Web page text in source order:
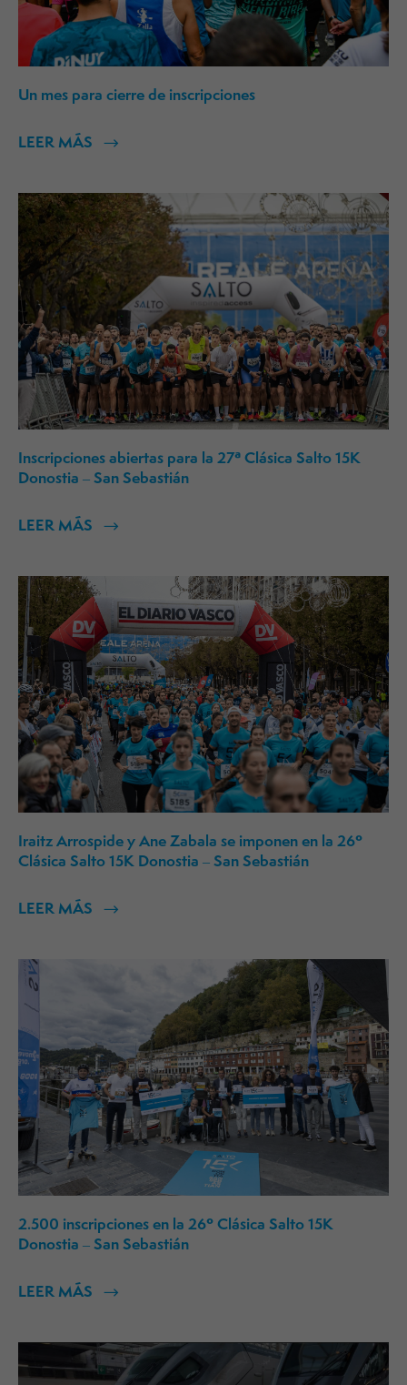
Un mes para cierre de inscripciones
LEER MÁS
Inscripciones abiertas para la 27ª Clásica Salto 15K
Donostia – San Sebastián
LEER MÁS
Iraitz Arrospide y Ane Zabala se imponen en la 26º
Clásica Salto 15K Donostia – San Sebastián
LEER MÁS
2.500 inscripciones en la 26º Clásica Salto 15K
Donostia – San Sebastián
LEER MÁS